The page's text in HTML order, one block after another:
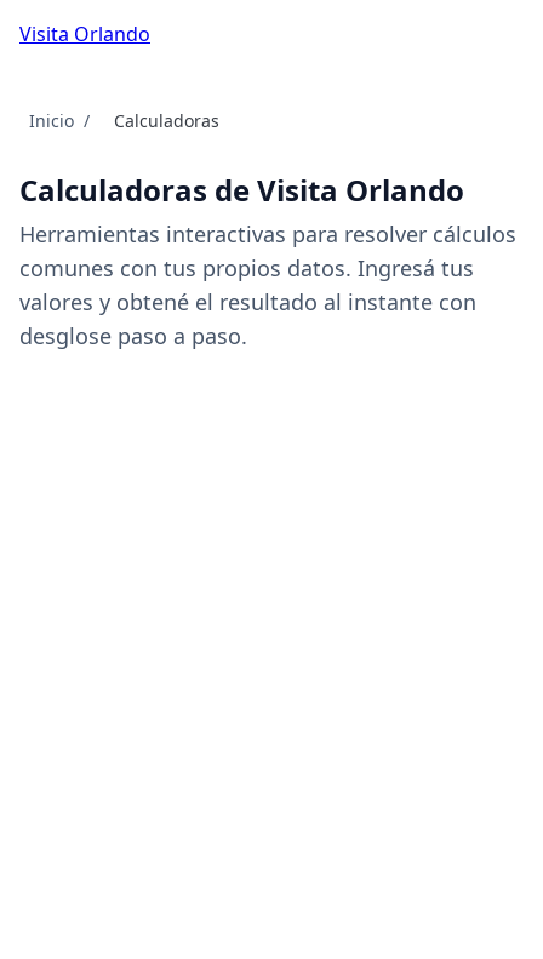
Visita Orlando
Inicio Calculadoras
Calculadoras de Visita Orlando
Herramientas interactivas para resolver cálculos
comunes con tus propios datos. Ingresá tus
valores y obtené el resultado al instante con
desglose paso a paso.